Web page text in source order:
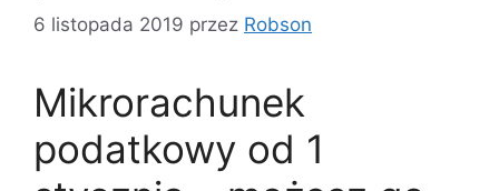
6 listopada 2019 przez Robson
Mikrorachunek
podatkowy od 1